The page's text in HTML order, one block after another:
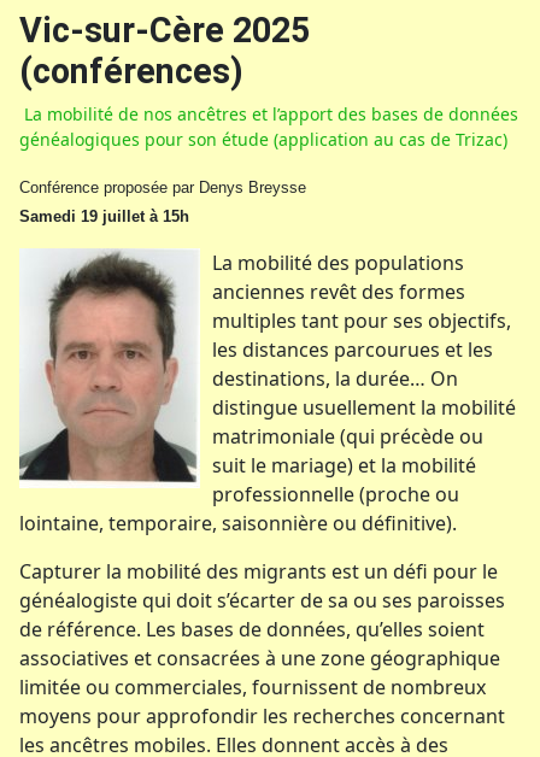
Vic-sur-Cère 2025
(conférences)
La mobilité de nos ancêtres et l’apport des bases de données
généalogiques pour son étude (application au cas de Trizac)
Conférence proposée par Denys Breysse
Samedi 19 juillet à 15h
La mobilité des populations
anciennes revêt des formes
multiples tant pour ses objectifs,
les distances parcourues et les
destinations, la durée… On
distingue usuellement la mobilité
matrimoniale (qui précède ou
suit le mariage) et la mobilité
professionnelle (proche ou
lointaine, temporaire, saisonnière ou définitive).
Capturer la mobilité des migrants est un défi pour le
généalogiste qui doit s’écarter de sa ou ses paroisses
de référence. Les bases de données, qu’elles soient
associatives et consacrées à une zone géographique
limitée ou commerciales, fournissent de nombreux
moyens pour approfondir les recherches concernant
les ancêtres mobiles. Elles donnent accès à des